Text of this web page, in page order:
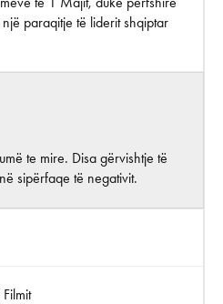
paraqitje të liderit shqiptar
te mire. Disa gërvishtje të
sipërfaqe të negativit.